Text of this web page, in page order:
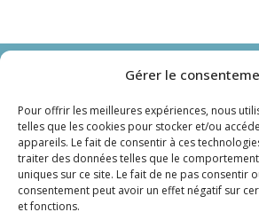
Gérer le
Pour offrir les meilleures expériences, nous
telles que les cookies pour stocker et/ou
appareils. Le fait de consentir à ces
traiter des données telles que le
uniques sur ce site. Le fait de ne pas consentir
consentement peut avoir un effet négatif sur
et fonctions.
Spa et bien-être en cabines
Cabines
Aquabike